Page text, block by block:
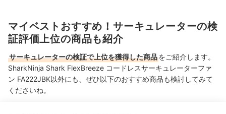
マイベストおすすめ！サーキュレーターの検
証評価上位の商品も紹介
サーキュレーターの検証で上位を獲得した商品をご紹介します。
SharkNinja Shark FlexBreeze コードレスサーキュレーターファ
ン FA222JBK以外にも、ぜひ以下のおすすめ商品も検討してみて
くださいね。